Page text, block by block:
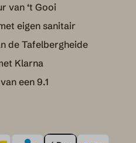
van ‘t Gooi
eigen sanitair
de Tafelbergheide
Klarna
een 9.1